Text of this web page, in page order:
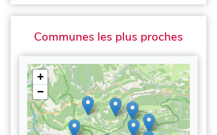
Communes les plus proches
+
−